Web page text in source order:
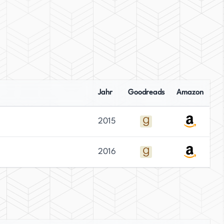
Jahr Goodreads Amazon
2015
2016